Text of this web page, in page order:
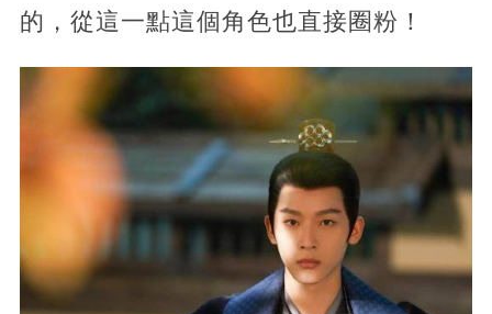
的，從這一點這個角色也直接圈粉！